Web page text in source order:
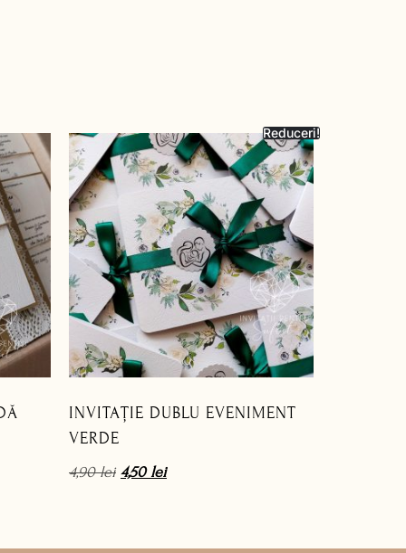
Reduceri!
INVITAȚIE DUBLU EVENIMENT
VERDE
4,90lei 4,50lei